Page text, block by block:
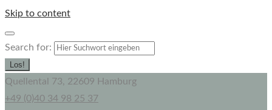
Skip to content
Search for:
Los!
Quellental 73, 22609 Hamburg
+49 (0)40 34 98 25 37